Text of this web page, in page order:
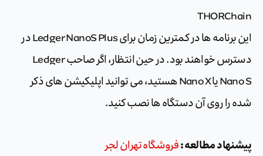
THORChain
این برنامه ها در کمترین زمان برای Ledger NanoS Plus در
دسترس خواهند بود. در حین انتظار، اگر صاحب Ledger
Nano S یا Nano X هستید، می توانید اپلیکیشن های ذکر
شده را روی آن دستگاه ها نصب کنید.
پیشنهاد مطالعه : فروشگاه تهران لجر